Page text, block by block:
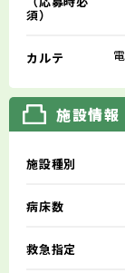
須）
カルテ
施設情報
施設種別
病床数
救急指定